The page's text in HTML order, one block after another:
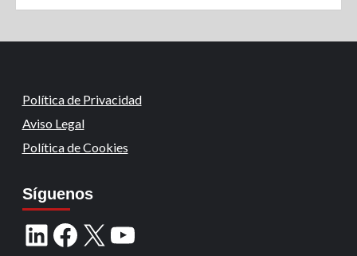
Política de Privacidad
Aviso Legal
Política de Cookies
Síguenos